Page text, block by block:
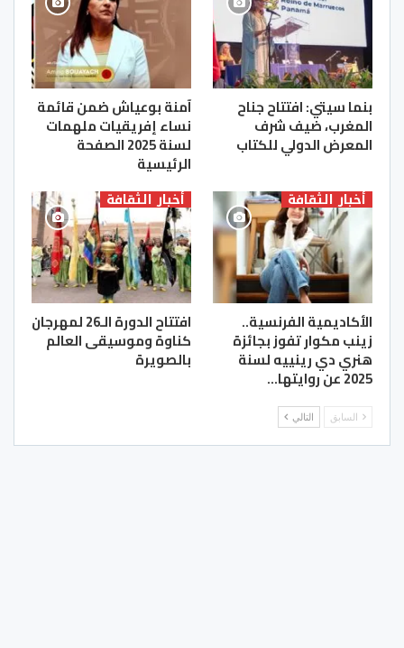
بنما سيتي: افتتاح جناح
المغرب، ضيف شرف
المعرض الدولي للكتاب
آمنة بوعياش ضمن قائمة
نساء إفريقيات ملهمات
لسنة 2025 الصفحة
الرئيسية
أخبار الثقافة
الأكاديمية الفرنسية..
زينب مكوار تفوز بجائزة
هنري دي رينييه لسنة
2025 عن روايتها…
أخبار الثقافة
افتتاح الدورة الـ26 لمهرجان
كناوة وموسيقى العالم
بالصويرة
السابق التالي